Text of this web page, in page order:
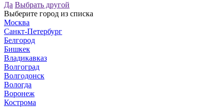
Да Выбрать другой
Выберите город из списка
Москва
Санкт-Петербург
Белгород
Бишкек
Владикавказ
Волгоград
Волгодонск
Вологда
Воронеж
Кострома